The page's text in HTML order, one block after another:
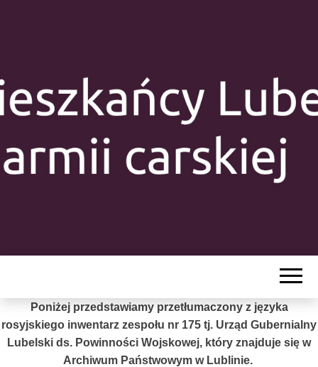
Y W ARMII
CARSKIEJ
Poniżej przedstawiamy przetłumaczony z języka
rosyjskiego inwentarz zespołu nr 175 tj. Urząd Gubernialny
Lubelski ds. Powinności Wojskowej, który znajduje się w
Archiwum Państwowym w Lublinie.